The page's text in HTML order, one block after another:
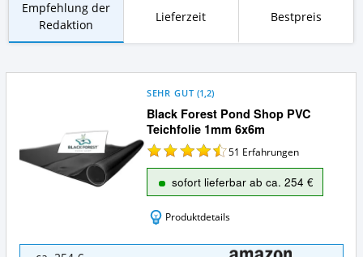
Empfehlung der
Redaktion
Lieferzeit Bestpreis
Black Forest Pond Shop PVC
Teichfolie 1mm 6x6m
SEHR GUT (1,2)
51 Erfahrungen
sofort lieferbar ab ca. 254 €
Produktdetails
Black